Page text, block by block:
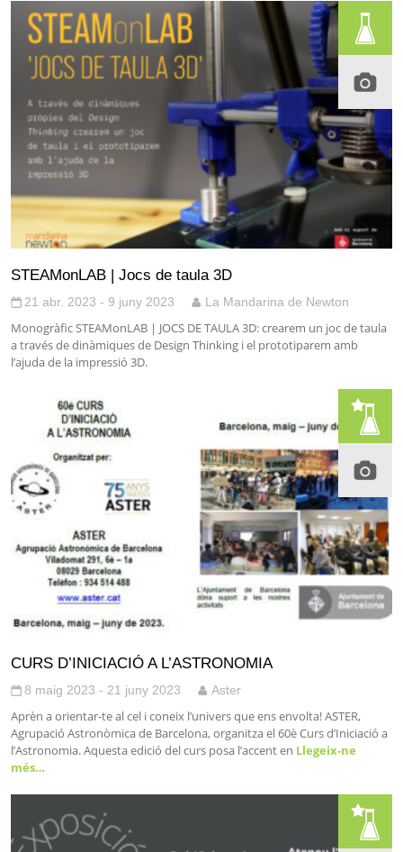
STEAMonLAB | Jocs de taula 3D
21 abr. 2023 - 9 juny 2023 La Mandarina de Newton
Monogràfic STEAMonLAB | JOCS DE TAULA 3D: crearem un joc de taula
a través de dinàmiques de Design Thinking i el prototiparem amb
l’ajuda de la impressió 3D.
CURS D’INICIACIÓ A L’ASTRONOMIA
8 maig 2023 - 21 juny 2023 Aster
Aprèn a orientar-te al cel i coneix l’univers que ens envolta! ASTER,
Agrupació Astronòmica de Barcelona, organitza el 60è Curs d’Iniciació a
l’Astronomia. Aquesta edició del curs posa l’accent en Llegeix-ne
més…